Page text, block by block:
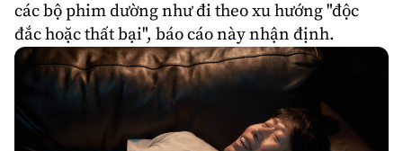
các bộ phim dường như đi theo xu hướng "độc
đắc hoặc thất bại", báo cáo này nhận định.